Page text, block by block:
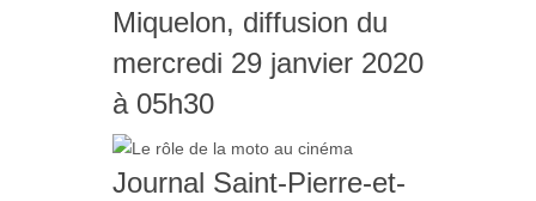
Miquelon, diffusion du
mercredi 29 janvier 2020
à 05h30
Journal Saint-Pierre-et-